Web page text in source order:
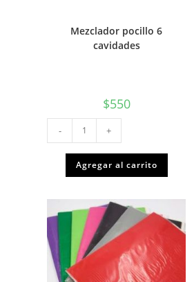
Mezclador pocillo 6
cavidades
$550
Mezclador
pocillo
6
cavidades
cantidad
- +
Agregar al carrito